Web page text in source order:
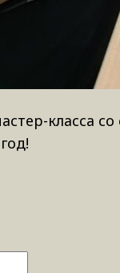
класса